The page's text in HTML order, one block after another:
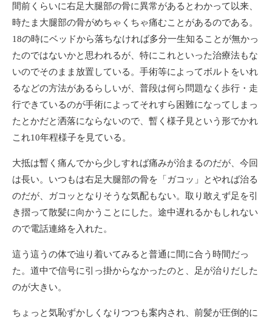
間前くらいに右足大腿部の骨に異常があるとわかって以来、
時たま大腿部の骨がめちゃくちゃ痛むことがあるのである。
18の時にベッドから落ちなければ多分一生知ることが無かっ
たのではないかと思われるが、特にこれといった治療法もな
いのでそのまま放置している。手術等によってボルトをいれ
るなどの方法があるらしいが、普段は何ら問題なく歩行・走
行できているのが手術によってそれすら困難になってしまっ
たとかだと洒落にならないので、暫く様子見という形でかれ
これ10年程様子を見ている。
大抵は暫く痛んでから少しすれば痛みが治まるのだが、今回
は長い。いつもは右足大腿部の骨を「ガコッ」とやれば治る
のだが、ガコッとなりそうな気配もない。取り敢えず足を引
き摺って散髪に向かうことにした。途中遅れるかもしれない
ので電話連絡を入れた。
這う這うの体で辿り着いてみると普通に間に合う時間だっ
た。道中で信号に引っ掛からなかったのと、足が治りだした
のが大きい。
ちょっと気恥ずかしくなりつつも案内され、前髪が圧倒的に